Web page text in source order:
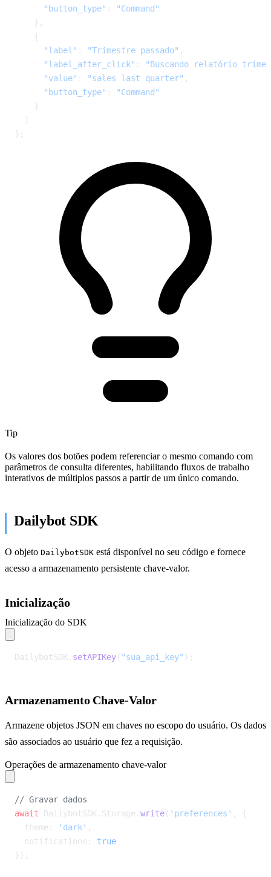
      "button_type"
:
"Command"
    },
    {
      "label"
: "Trimestre passado" ,
      "label_after_click"
:
"Buscando relatório
      "value"
: "sales last quarter" ,
      "button_type"
:
"Command"
    }
  ]
};
Tip
Os valores dos botões podem referenciar o mesmo comando com
parâmetros de consulta diferentes, habilitando fluxos de trabalho
interativos de múltiplos passos a partir de um único comando.
Dailybot SDK
O objeto DailybotSDK está disponível no seu código e fornece
acesso a armazenamento persistente chave-valor.
Inicialização
Inicialização do SDK
DailybotSDK. setAPIKey( "sua_api_key" );
Armazenamento Chave-Valor
Armazene objetos JSON em chaves no escopo do usuário. Os dados
são associados ao usuário que fez a requisição.
Operações de armazenamento chave-valor
// Gravar dados
await DailybotSDK.Storage.write( 'preferences' , {
  theme:
'dark' ,
  notifications:
true
});